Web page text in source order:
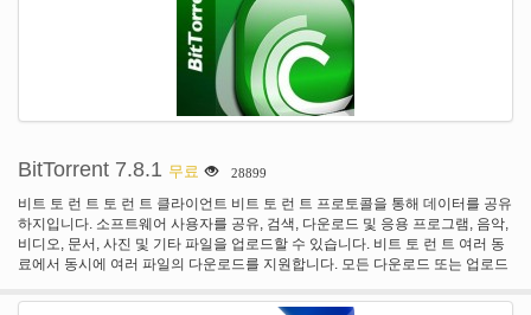
BitTorrent 7.8.1 무료 28899
비트 토 런 트 토 런 트 클라이언트 비트 토 런 트 프로토콜을 통해 데이터를 공유
하지입니다. 소프트웨어 사용자를 공유, 검색, 다운로드 및 응용 프로그램, 음악,
비디오, 문서, 사진 및 기타 파일을 업로드할 수 있습니다. 비트 토 런 트 여러 동
료에서 동시에 여러 파일의 다운로드를 지원합니다. 모든 다운로드 또는 업로드
진행, 씨앗, 동료 등. 전반적인 사용 테이블 형식 및 그래픽 보기에서 모니터링할